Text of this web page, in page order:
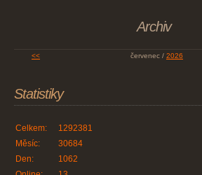
Archiv
<< červenec / 2026
Statistiky
Celkem:
1292381
Měsíc:
30684
Den:
1062